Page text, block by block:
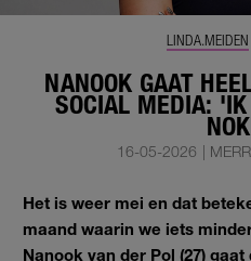
NANOOK GAAT
SOCIAL MEDIA: 'IK
LINDA.MEIDEN
16-05-2026 |
Het is weer mei en dat
maand waarin we iets
Nanook van der Pol (27)